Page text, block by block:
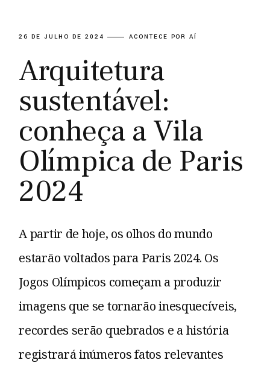
26 DE JULHO DE 2024 ACONTECE POR AÍ
Arquitetura
sustentável:
conheça a Vila
Olímpica de Paris
2024
A partir de hoje, os olhos do mundo
estarão voltados para Paris 2024. Os
Jogos Olímpicos começam a produzir
imagens que se tornarão inesquecíveis,
recordes serão quebrados e a história
registrará inúmeros fatos relevantes